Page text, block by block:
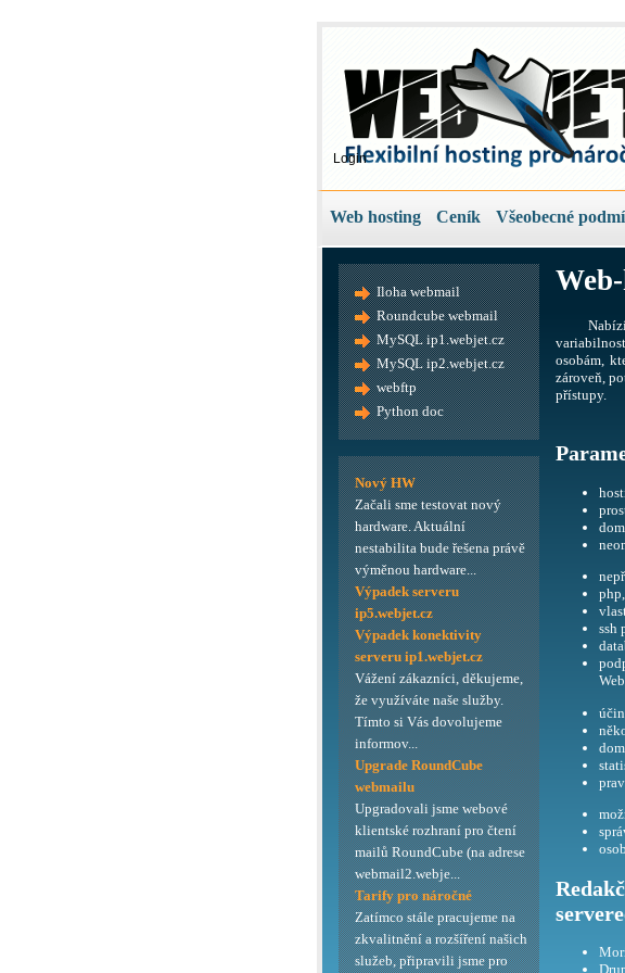
Login
Web hosting Ceník Všeobecné
osobám,
zároveň,
přístupy.
ssh
Iloha webmail
Roundcube webmail
MySQL ip1.webjet.cz
MySQL ip2.webjet.cz
webftp
Python doc
Nový HW
Začali sme testovat nový
hardware. Aktuální
nestabilita bude řešena právě
výměnou hardware...
Výpadek serveru
ip5.webjet.cz
Výpadek konektivity
serveru ip1.webjet.cz
Vážení zákazníci, děkujeme,
že využíváte naše služby.
Tímto si Vás dovolujeme
informov...
Upgrade RoundCube
webmailu
Upgradovali jsme webové
klientské rozhraní pro čtení
mailů RoundCube (na adrese
webmail2.webje...
Tarify pro náročné
Zatímco stále pracujeme na
zkvalitnění a rozšíření našich
služeb, připravili jsme pro